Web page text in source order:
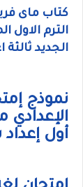
كتاب ماى
الجديد ثالثة
نموذج
أول